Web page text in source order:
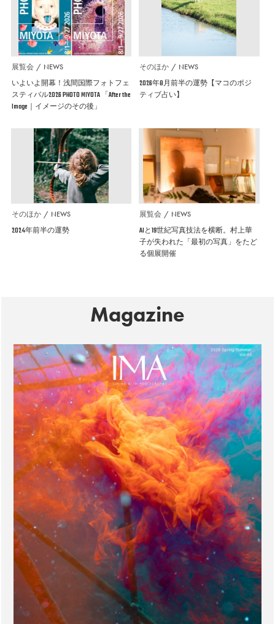
展覧会 NEWS
いよいよ開幕！浅間国際フォトフェ
スティバル2026 PHOTO MIYOTA 「After the
Image｜イメージのその後」
そのほか NEWS
2026年8月前半の運勢【マコのポジ
ティブ占い】
そのほか NEWS
2024年前半の運勢
展覧会 NEWS
AIと19世紀写真技法を横断。村上華
子が失われた「最初の写真」をたど
る個展開催
Magazine